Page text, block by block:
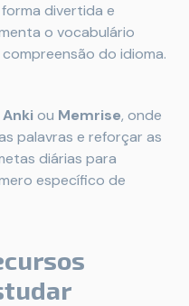
divertida e
o vocabulário
do idioma.
Anki ou Memrise, onde
palavras e reforçar as
diárias para
específico de